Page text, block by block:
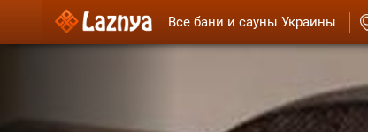
Все бани и сауны Украины